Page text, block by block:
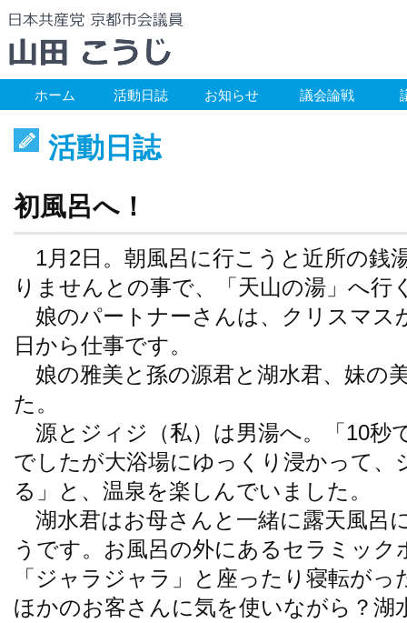
ホーム 活動日誌 お知らせ 議会論戦
活動日誌
初風呂へ！
1月2日。朝風呂に行こうと近所の銭
りませんとの事で、「天山の湯」へ行
娘のパートナーさんは、クリスマス
日から仕事です。
娘の雅美と孫の源君と湖水君、妹の
た。
源とジィジ（私）は男湯へ。「10秒
でしたが大浴場にゆっくり浸かって
る」と、温泉を楽しんでいました。
湖水君はお母さんと一緒に露天風呂
うです。お風呂の外にあるセラミック
「ジャラジャラ」と座ったり寝転が
ほかのお客さんに気を使いながら？湖